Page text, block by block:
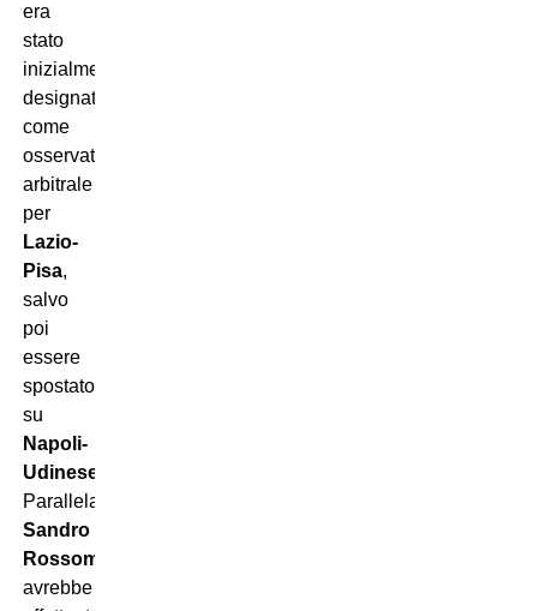
era
stato
inizialmente
designato
come
osservatore
arbitrale
per
Lazio-
Pisa,
salvo
poi
essere
spostato
su
Napoli-
Udinese
Parallelamente,
Sandro
Rossomando
avrebbe